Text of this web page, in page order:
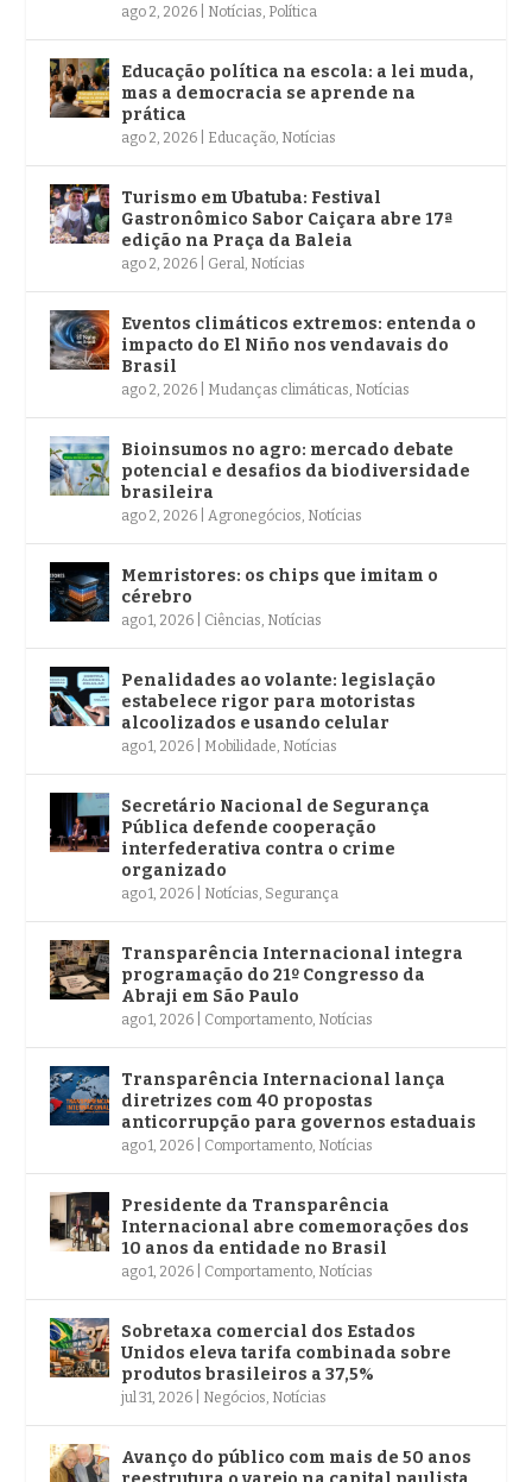
ago 2, 2026 Notícias, Política
Educação política na escola: a lei muda,
mas a democracia se aprende na
prática
ago 2, 2026 Educação, Notícias
Turismo em Ubatuba: Festival
Gastronômico Sabor Caiçara abre 17ª
edição na Praça da Baleia
ago 2, 2026 Geral, Notícias
Eventos climáticos extremos: entenda o
impacto do El Niño nos vendavais do
Brasil
ago 2, 2026 Mudanças climáticas, Notícias
Bioinsumos no agro: mercado debate
potencial e desafios da biodiversidade
brasileira
ago 2, 2026 |Agronegócios, Notícias
Memristores: os chips que imitam o
cérebro
ago 1, 2026 Ciências, Notícias
Penalidades ao volante: legislação
estabelece rigor para motoristas
alcoolizados e usando celular
ago 1, 2026 Mobilidade, Notícias
Secretário Nacional de Segurança
Pública defende cooperação
interfederativa contra o crime
organizado
ago 1, 2026 Notícias, Segurança
Transparência Internacional integra
programação do 21º Congresso da
Abraji em São Paulo
ago 1, 2026 Comportamento, Notícias
Transparência Internacional lança
diretrizes com 40 propostas
anticorrupção para governos estaduais
ago 1, 2026 Comportamento, Notícias
Presidente da Transparência
Internacional abre comemorações dos
10 anos da entidade no Brasil
ago 1, 2026 Comportamento, Notícias
Sobretaxa comercial dos Estados
Unidos eleva tarifa combinada sobre
produtos brasileiros a 37,5%
jul 31, 2026 Negócios, Notícias
Avanço do público com mais de 50 anos